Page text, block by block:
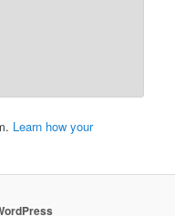
Learn how your